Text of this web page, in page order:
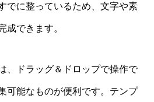
でに整っているため、文字や素
成できます。
、ドラッグ＆ドロップで操作で
可能なものが便利です。テンプ